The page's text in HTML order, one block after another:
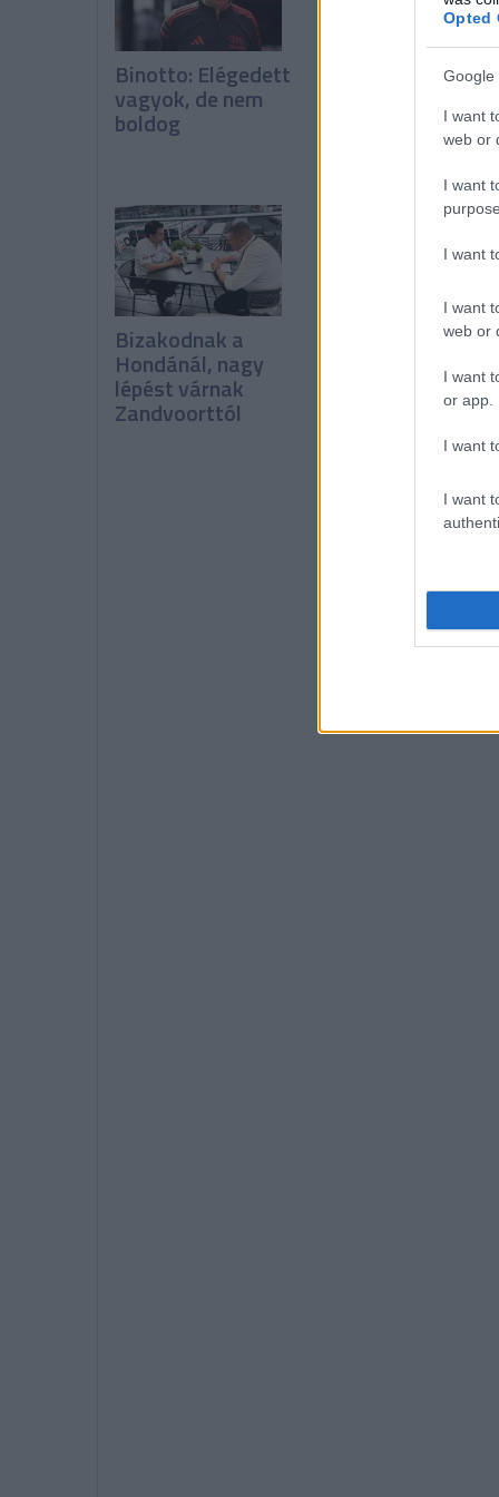
Opted
Google
I want
web or
I want
I want
I want
web or
I want
or app.
I want
I want
Binotto: Elégedett
vagyok, de nem
boldog
A pilóták kérték,
leszavazták a
Pirelli javaslatát
Bizakodnak a
Hondánál, nagy
lépést várnak
Zandvoorttól
folyamatosan így
fejleszteni a